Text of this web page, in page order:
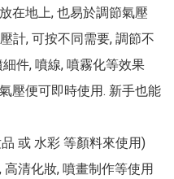
在地上, 也易於調節氣壓
計, 可按不同需要, 調節不
件, 噴線, 噴霧化等效果
壓便可即時使用. 新手也能
或 水彩 等顏料來使用)
清化妝, 噴畫制作等使用